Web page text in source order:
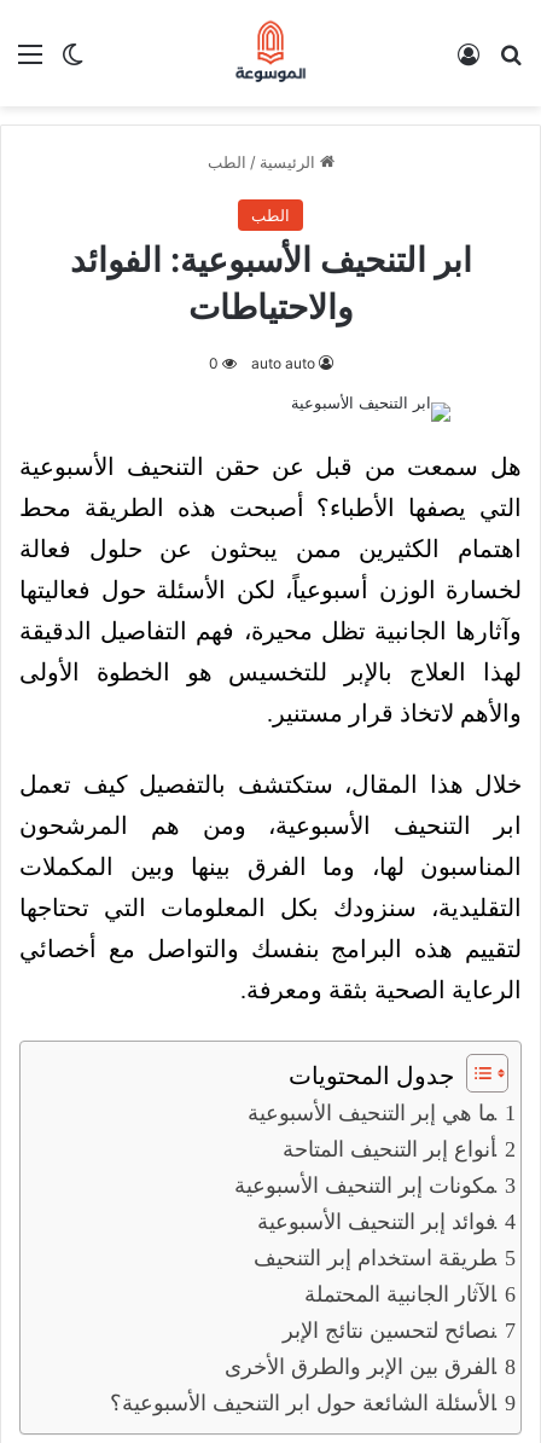
الوضع بحث عن
الرئيسية / الطب
الطب
ابر التنحيف الأسبوعية: الفوائد
والاحتياطات
auto auto
0
هل سمعت من قبل عن حقن التنحيف الأسبوعية
التي يصفها الأطباء؟ أصبحت هذه الطريقة محط
اهتمام الكثيرين ممن يبحثون عن حلول فعالة
لخسارة الوزن أسبوعياً، لكن الأسئلة حول فعاليتها
وآثارها الجانبية تظل محيرة، فهم التفاصيل الدقيقة
لهذا العلاج بالإبر للتخسيس هو الخطوة الأولى
والأهم لاتخاذ قرار مستنير.
خلال هذا المقال، ستكتشف بالتفصيل كيف تعمل
ابر التنحيف الأسبوعية، ومن هم المرشحون
المناسبون لها، وما الفرق بينها وبين المكملات
التقليدية، سنزودك بكل المعلومات التي تحتاجها
لتقييم هذه البرامج بنفسك والتواصل مع أخصائي
الرعاية الصحية بثقة ومعرفة.
جدول المحتويات
ما هي إبر التنحيف الأسبوعية
أنواع إبر التنحيف المتاحة
مكونات إبر التنحيف الأسبوعية
فوائد إبر التنحيف الأسبوعية
طريقة استخدام إبر التنحيف
الآثار الجانبية المحتملة
نصائح لتحسين نتائج الإبر
الفرق بين الإبر والطرق الأخرى
الأسئلة الشائعة حول ابر التنحيف الأسبوعية؟